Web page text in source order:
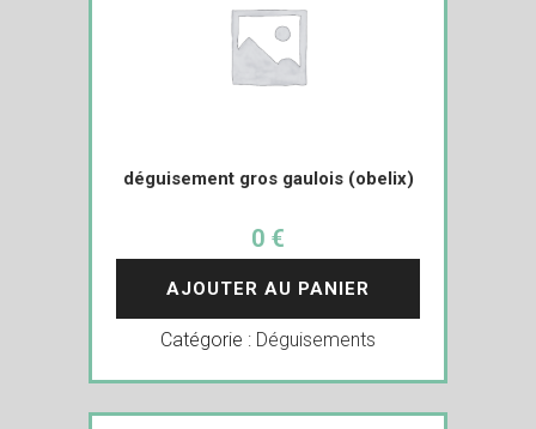
déguisement gros gaulois (obelix)
0 €
AJOUTER AU PANIER
Catégorie : Déguisements